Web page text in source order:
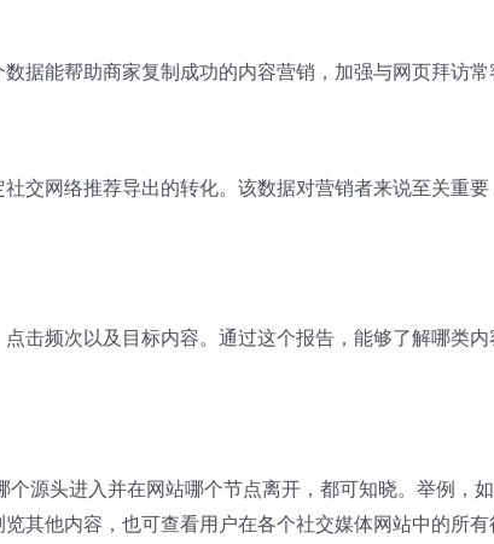
据能帮助商家复制成功的内容营销，加强与网页拜访常
交网络推荐导出的转化。该数据对营销者来说至关重
击频次以及目标内容。通过这个报告，能够了解哪类
源头进入并在网站哪个节点离开，都可知晓。举例，
其他内容，也可查看用户在各个社交媒体网站中的所有